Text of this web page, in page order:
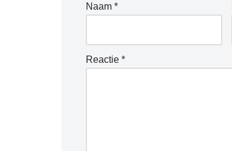
Naam *
Reactie *